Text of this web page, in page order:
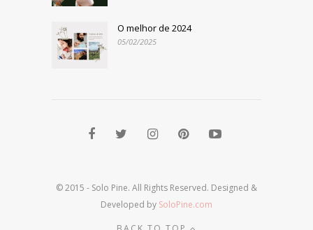
O melhor de 2024
05/02/2025
© 2015 - Solo Pine. All Rights Reserved. Designed &
Developed by SoloPine.com